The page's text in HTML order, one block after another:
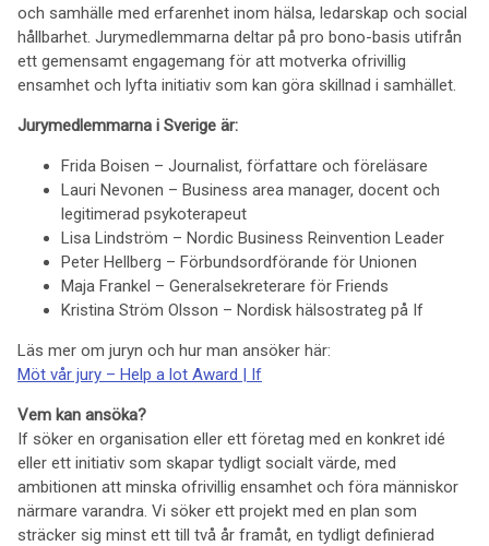
och samhälle med erfarenhet inom hälsa, ledarskap och social
hållbarhet. Jurymedlemmarna deltar på pro bono-basis utifrån
ett gemensamt engagemang för att motverka ofrivillig
ensamhet och lyfta initiativ som kan göra skillnad i samhället.
Jurymedlemmarna i Sverige är:
Frida Boisen – Journalist, författare och föreläsare
Lauri Nevonen – Business area manager, docent och
legitimerad psykoterapeut
Lisa Lindström – Nordic Business Reinvention Leader
Peter Hellberg – Förbundsordförande för Unionen
Maja Frankel – Generalsekreterare för Friends
Kristina Ström Olsson – Nordisk hälsostrateg på If
Läs mer om juryn och hur man ansöker här:
Möt vår jury – Help a lot Award | If
Vem kan ansöka?
If söker en organisation eller ett företag med en konkret idé
eller ett initiativ som skapar tydligt socialt värde, med
ambitionen att minska ofrivillig ensamhet och föra människor
närmare varandra. Vi söker ett projekt med en plan som
sträcker sig minst ett till två år framåt, en tydligt definierad